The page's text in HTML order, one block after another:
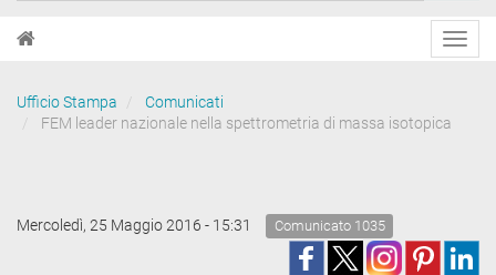
Ufficio Stampa
Comunicati
FEM leader nazionale nella spettrometria di massa isotopica
Mercoledì, 25 Maggio 2016 - 15:31 Comunicato 1035